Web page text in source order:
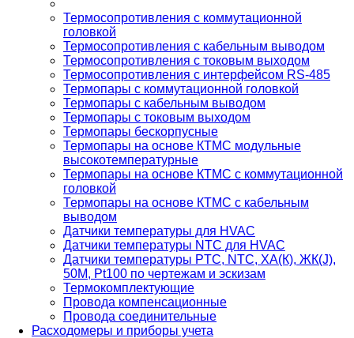
Термосопротивления с коммутационной
головкой
Термосопротивления с кабельным выводом
Термосопротивления с токовым выходом
Термосопротивления с интерфейсом RS-485
Термопары с коммутационной головкой
Термопары с кабельным выводом
Термопары с токовым выходом
Термопары бескорпусные
Термопары на основе КТМС модульные
высокотемпературные
Термопары на основе КТМС с коммутационной
головкой
Термопары на основе КТМС с кабельным
выводом
Датчики температуры для HVAC
Датчики температуры NTC для HVAC
Датчики температуры PTС, NTC, ХА(К), ЖК(J),
50М, Pt100 по чертежам и эскизам
Термокомплектующие
Провода компенсационные
Провода соединительные
Расходомеры и приборы учета